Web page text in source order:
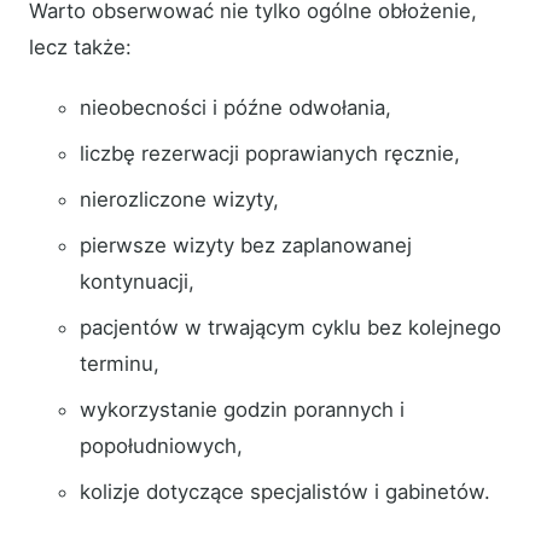
Warto obserwować nie tylko ogólne obłożenie,
lecz także:
nieobecności i późne odwołania,
liczbę rezerwacji poprawianych ręcznie,
nierozliczone wizyty,
pierwsze wizyty bez zaplanowanej
kontynuacji,
pacjentów w trwającym cyklu bez kolejnego
terminu,
wykorzystanie godzin porannych i
popołudniowych,
kolizje dotyczące specjalistów i gabinetów.